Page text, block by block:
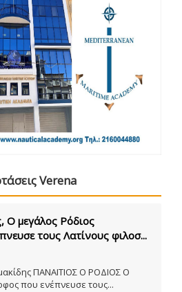
Verena
Ο μεγάλος Ρόδιος
τους Λατίνους φιλοσ...
ΠΑΝΑΙΤΙΟΣ Ο ΡΟΔΙΟΣ Ο
που ενέπνευσε τους...